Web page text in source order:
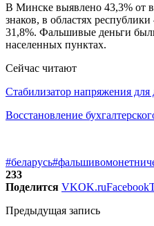
В Минске выявлено 43,3% от
знаков, в областях
31,8%. Фальшивые деньги
населенных пунктах.
Сейчас читают
Стабилизатор напряжения
Восстановление
#беларусь
233
Поделится VKOK.ruFacebook
Предыдущая запись